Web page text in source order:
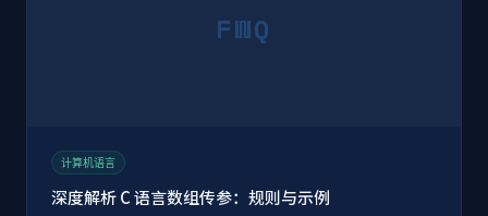
FWQ
计算机语言
深度解析 C 语言数组传参：规则与示例